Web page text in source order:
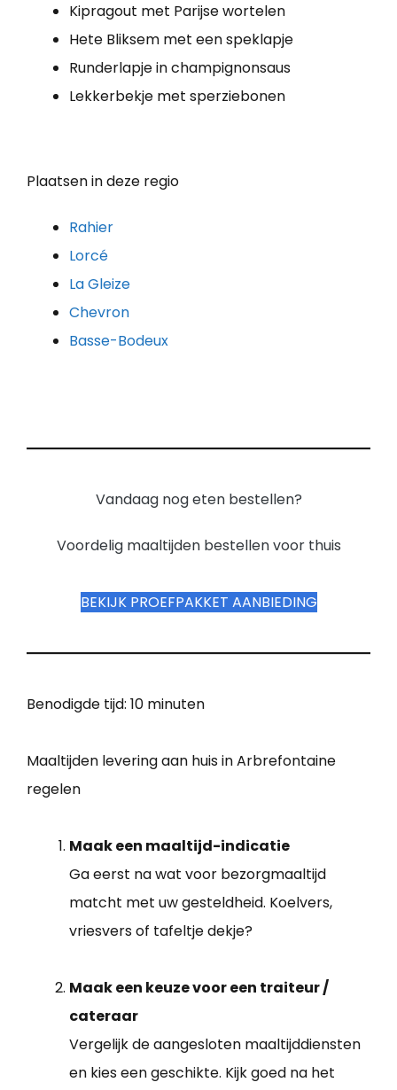
Kipragout met Parijse wortelen
Hete Bliksem met een speklapje
Runderlapje in champignonsaus
Lekkerbekje met sperziebonen
Plaatsen in deze regio
Rahier
Lorcé
La Gleize
Chevron
Basse-Bodeux
Vandaag nog eten bestellen?
Voordelig maaltijden bestellen voor thuis
BEKIJK PROEFPAKKET AANBIEDING
Benodigde tijd: 10 minuten
Maaltijden levering aan huis in Arbrefontaine
regelen
Maak een maaltijd-indicatie
Ga eerst na wat voor bezorgmaaltijd
matcht met uw gesteldheid. Koelvers,
vriesvers of tafeltje dekje?
Maak een keuze voor een traiteur /
cateraar
Vergelijk de aangesloten maaltijddiensten
en kies een geschikte. Kijk goed na het